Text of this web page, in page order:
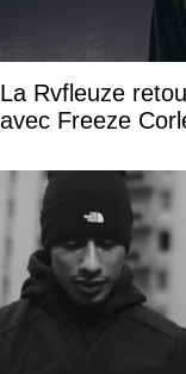
La Rvfleuze
avec Freeze